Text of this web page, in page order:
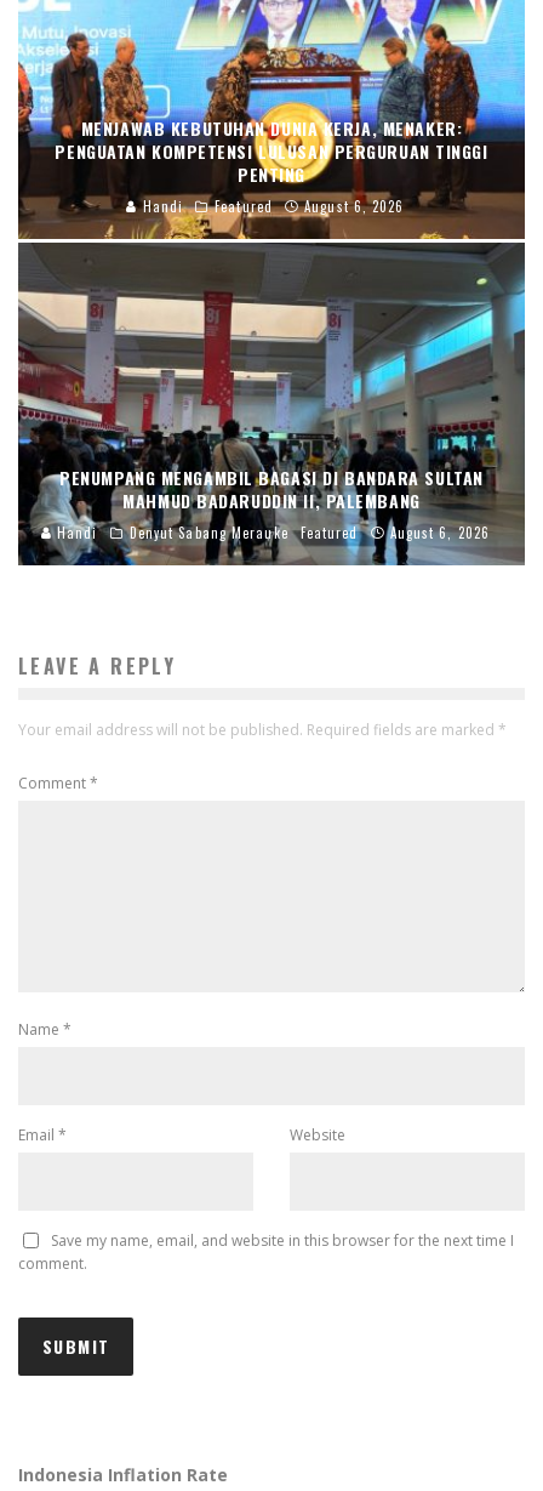
MENJAWAB KEBUTUHAN DUNIA KERJA, MENAKER:
PENGUATAN KOMPETENSI LULUSAN PERGURUAN TINGGI
PENTING
Handi Featured August 6, 2026
PENUMPANG MENGAMBIL BAGASI DI BANDARA SULTAN
MAHMUD BADARUDDIN II, PALEMBANG
Handi Denyut Sabang Merauke Featured August 6, 2026
LEAVE A REPLY
Your email address will not be published. Required fields are marked *
Comment*
Name *
Email * Website
Save my name, email, and website in this browser for the next time I
comment.
Indonesia Inflation Rate